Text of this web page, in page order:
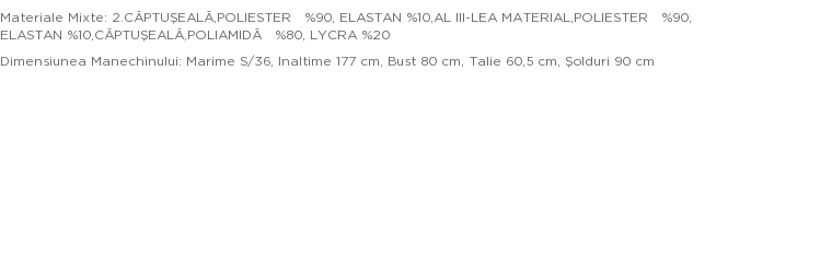
Materiale Mixte: 2.CĂPTUŞEALĂ,POLIESTER %90, ELASTAN %10,AL III-LEA MATERIAL,POLIESTER %90,
ELASTAN %10,CĂPTUŞEALĂ,POLIAMIDĂ %80, LYCRA %20
Dimensiunea Manechinului: Marime S/36, Inaltime 177 cm, Bust 80 cm, Talie 60,5 cm, Şolduri 90 cm